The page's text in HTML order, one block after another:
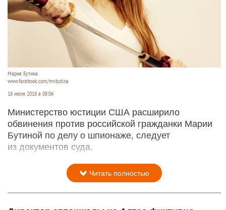
Мария Бутина.
www.facebook.com/mvbutina
18 июля 2018 в 08:06
Министерство юстиции США расширило
обвинения против российской гражданки Марии
Бутиной по делу о шпионаже, следует
из документов суда.
Читать полностью